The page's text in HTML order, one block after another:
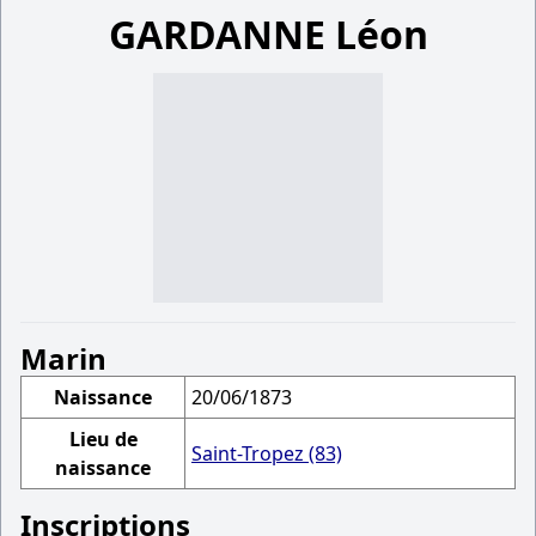
GARDANNE Léon
Marin
Naissance
20/06/1873
Lieu de
naissance
Saint-Tropez (83)
Inscriptions